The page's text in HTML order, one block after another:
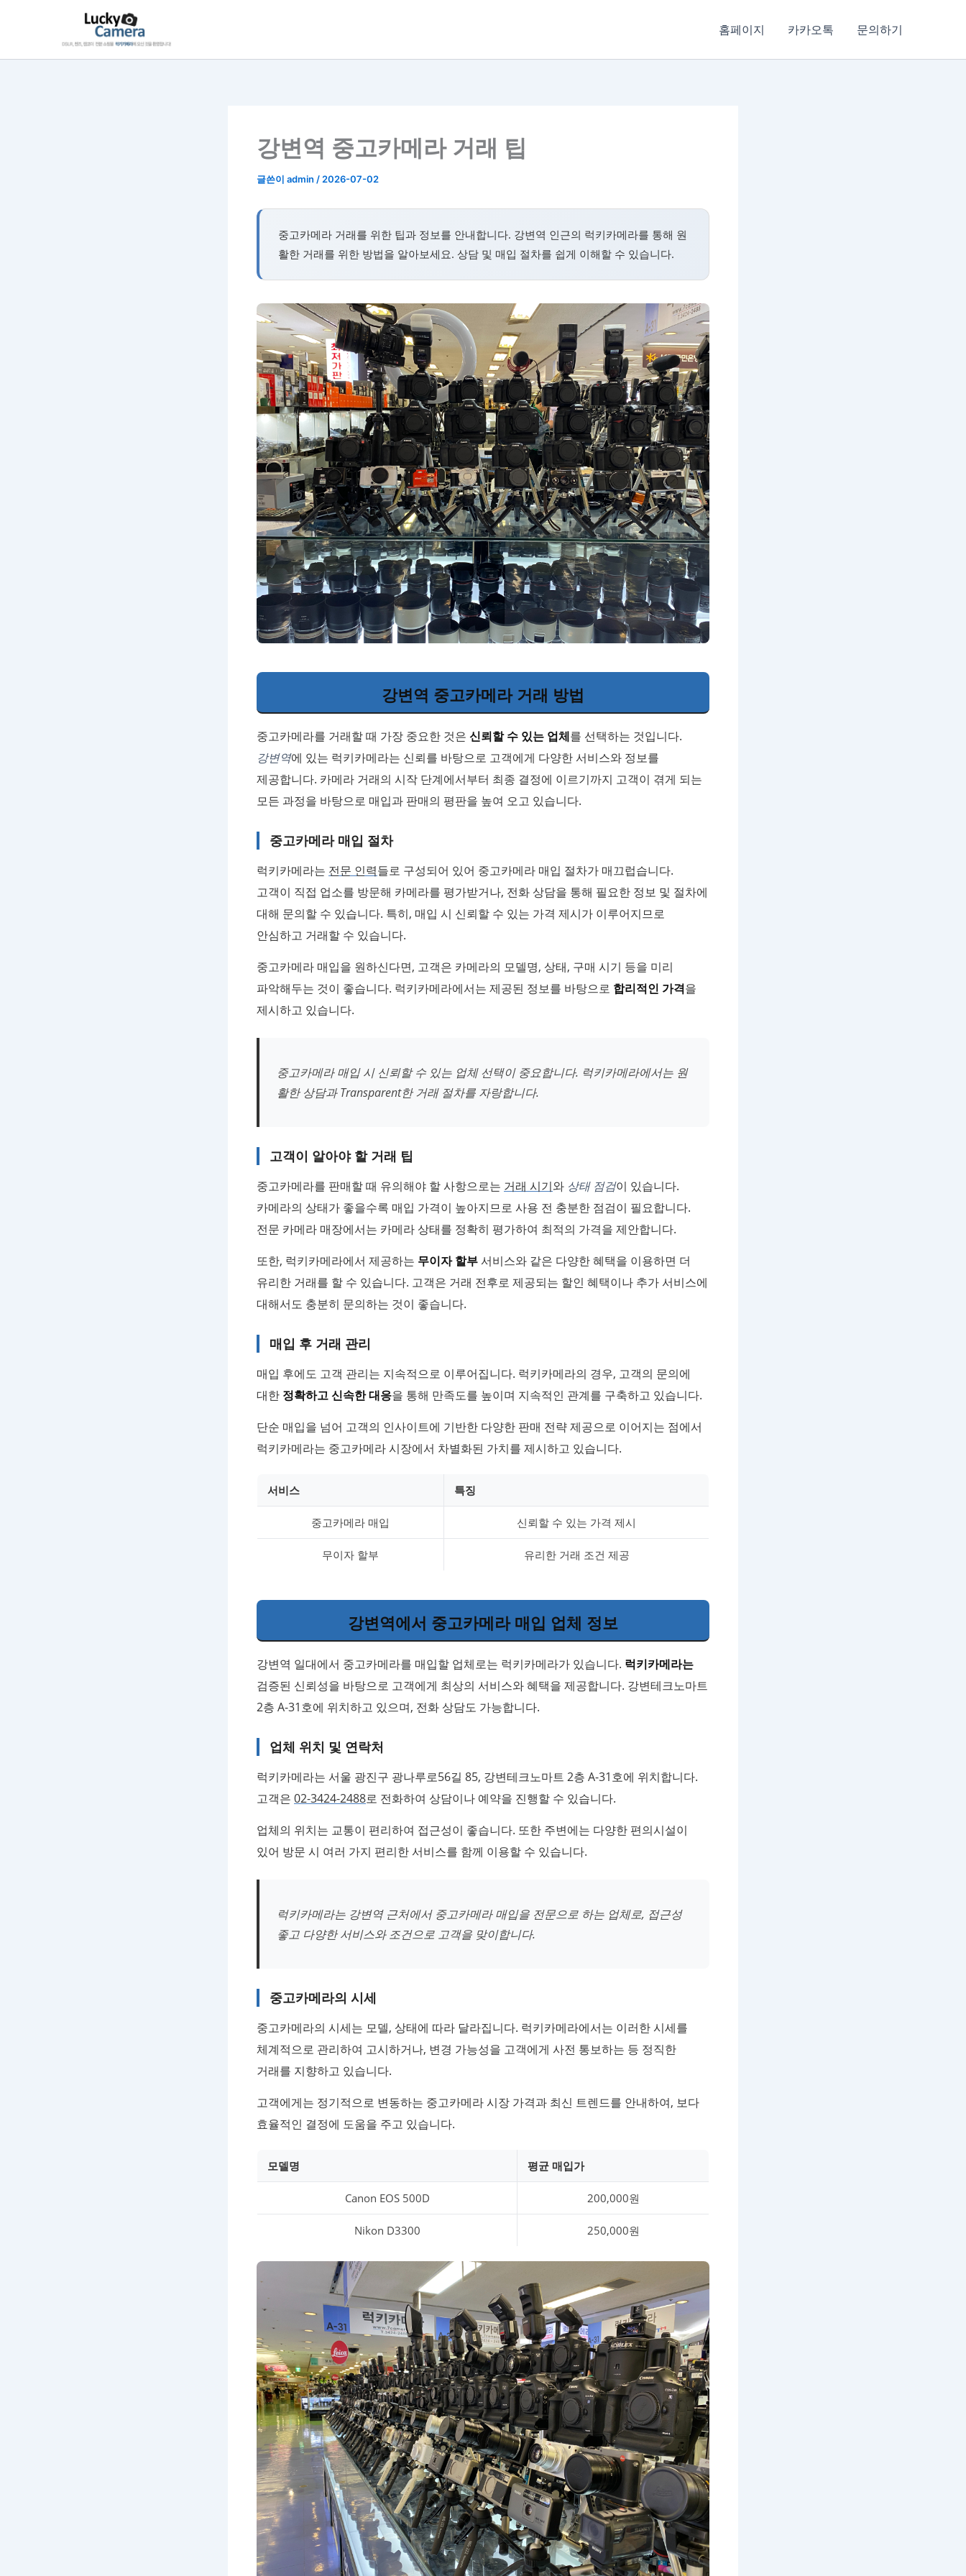
홈페이지 카카오톡 문의하기
강변역 중고카메라 거래 팁
글쓴이 admin / 2026-07-02
중고카메라 거래를 위한 팁과 정보를 안내합니다. 강변역 인근의 럭키카메라를 통해 원
활한 거래를 위한 방법을 알아보세요. 상담 및 매입 절차를 쉽게 이해할 수 있습니다.
강변역 중고카메라 거래 방법
중고카메라를 거래할 때 가장 중요한 것은 신뢰할 수 있는 업체를 선택하는 것입니다.
강변역에 있는 럭키카메라는 신뢰를 바탕으로 고객에게 다양한 서비스와 정보를
제공합니다. 카메라 거래의 시작 단계에서부터 최종 결정에 이르기까지 고객이 겪게 되는
모든 과정을 바탕으로 매입과 판매의 평판을 높여 오고 있습니다.
중고카메라 매입 절차
럭키카메라는 전문 인력들로 구성되어 있어 중고카메라 매입 절차가 매끄럽습니다.
고객이 직접 업소를 방문해 카메라를 평가받거나, 전화 상담을 통해 필요한 정보 및 절차에
대해 문의할 수 있습니다. 특히, 매입 시 신뢰할 수 있는 가격 제시가 이루어지므로
안심하고 거래할 수 있습니다.
중고카메라 매입을 원하신다면, 고객은 카메라의 모델명, 상태, 구매 시기 등을 미리
파악해두는 것이 좋습니다. 럭키카메라에서는 제공된 정보를 바탕으로 합리적인 가격을
제시하고 있습니다.
중고카메라 매입 시 신뢰할 수 있는 업체 선택이 중요합니다. 럭키카메라에서는 원
활한 상담과 Transparent한 거래 절차를 자랑합니다.
고객이 알아야 할 거래 팁
중고카메라를 판매할 때 유의해야 할 사항으로는 거래 시기와 상태 점검이 있습니다.
카메라의 상태가 좋을수록 매입 가격이 높아지므로 사용 전 충분한 점검이 필요합니다.
전문 카메라 매장에서는 카메라 상태를 정확히 평가하여 최적의 가격을 제안합니다.
또한, 럭키카메라에서 제공하는 무이자 할부서비스와 같은 다양한 혜택을 이용하면 더
유리한 거래를 할 수 있습니다. 고객은 거래 전후로 제공되는 할인 혜택이나 추가 서비스에
대해서도 충분히 문의하는 것이 좋습니다.
매입 후 거래 관리
매입 후에도 고객 관리는 지속적으로 이루어집니다. 럭키카메라의 경우, 고객의 문의에
대한 정확하고 신속한 대응을 통해 만족도를 높이며 지속적인 관계를 구축하고 있습니다.
단순 매입을 넘어 고객의 인사이트에 기반한 다양한 판매 전략 제공으로 이어지는 점에서
럭키카메라는 중고카메라 시장에서 차별화된 가치를 제시하고 있습니다.
서비스 특징
중고카메라 매입 신뢰할 수 있는 가격 제시
무이자 할부 유리한 거래 조건 제공
강변역에서 중고카메라 매입 업체 정보
강변역 일대에서 중고카메라를 매입할 업체로는 럭키카메라가 있습니다. 럭키카메라는
검증된 신뢰성을 바탕으로 고객에게 최상의 서비스와 혜택을 제공합니다. 강변테크노마트
2층 A-31호에 위치하고 있으며, 전화 상담도 가능합니다.
업체 위치 및 연락처
럭키카메라는 서울 광진구 광나루로56길 85, 강변테크노마트 2층 A-31호에 위치합니다.
고객은 02-3424-2488로 전화하여 상담이나 예약을 진행할 수 있습니다.
업체의 위치는 교통이 편리하여 접근성이 좋습니다. 또한 주변에는 다양한 편의시설이
있어 방문 시 여러 가지 편리한 서비스를 함께 이용할 수 있습니다.
럭키카메라는 강변역 근처에서 중고카메라 매입을 전문으로 하는 업체로, 접근성
좋고 다양한 서비스와 조건으로 고객을 맞이합니다.
중고카메라의 시세
중고카메라의 시세는 모델, 상태에 따라 달라집니다. 럭키카메라에서는 이러한 시세를
체계적으로 관리하여 고시하거나, 변경 가능성을 고객에게 사전 통보하는 등 정직한
거래를 지향하고 있습니다.
고객에게는 정기적으로 변동하는 중고카메라 시장 가격과 최신 트렌드를 안내하여, 보다
효율적인 결정에 도움을 주고 있습니다.
모델명 평균 매입가
Canon EOS 500D 200,000원
Nikon D3300 250,000원